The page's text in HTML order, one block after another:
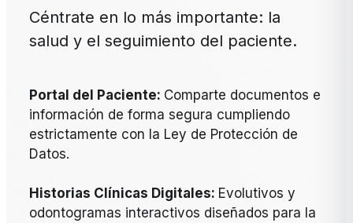
Céntrate en lo más importante: la
salud y el seguimiento del paciente.
Portal del Paciente: Comparte documentos e
información de forma segura cumpliendo
estrictamente con la Ley de Protección de
Datos.
Historias Clínicas Digitales: Evolutivos y
odontogramas interactivos diseñados para la